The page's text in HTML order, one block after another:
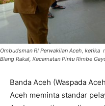
Ombudsman RI Perwakilan Aceh, ketika
Blang Rakal, Kecamatan Pintu Rimbe
Banda Aceh (Waspada
Aceh meminta standar